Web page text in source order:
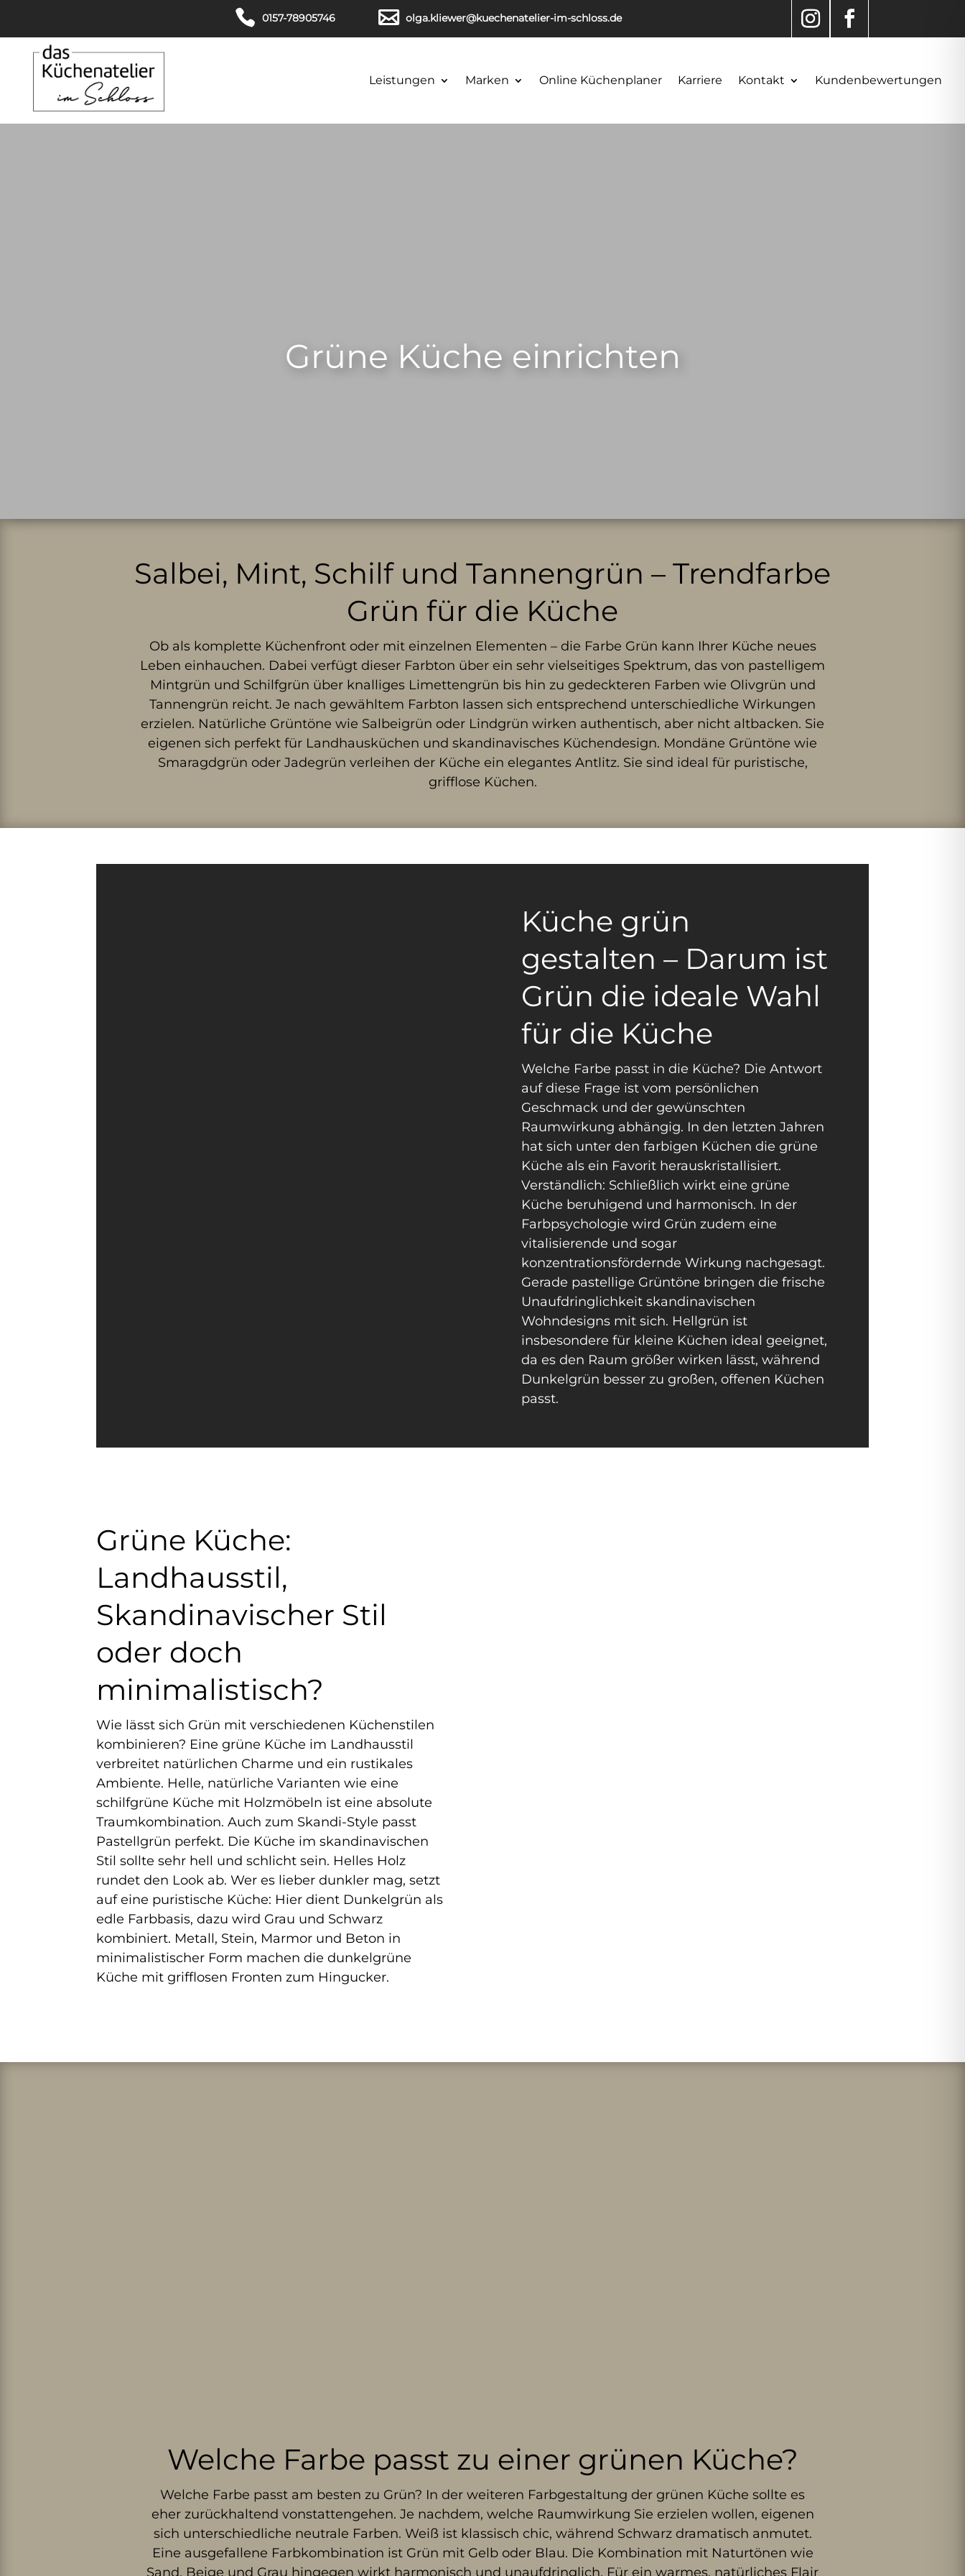
0157-78905746 olga.kliewer@kuechenatelier-im-schloss.de
Leistungen Marken Online Küchenplaner Karriere Kontakt Kundenbewertungen
Grüne Küche einrichten
Salbei, Mint, Schilf und Tannengrün – Trendfarbe
Grün für die Küche
Ob als komplette Küchenfront oder mit einzelnen Elementen – die Farbe Grün kann Ihrer Küche neues
Leben einhauchen. Dabei verfügt dieser Farbton über ein sehr vielseitiges Spektrum, das von pastelligem
Mintgrün und Schilfgrün über knalliges Limettengrün bis hin zu gedeckteren Farben wie Olivgrün und
Tannengrün reicht. Je nach gewähltem Farbton lassen sich entsprechend unterschiedliche Wirkungen
erzielen. Natürliche Grüntöne wie Salbeigrün oder Lindgrün wirken authentisch, aber nicht altbacken. Sie
eigenen sich perfekt für Landhausküchen und skandinavisches Küchendesign. Mondäne Grüntöne wie
Smaragdgrün oder Jadegrün verleihen der Küche ein elegantes Antlitz. Sie sind ideal für puristische,
grifflose Küchen.
Küche grün
gestalten – Darum ist
Grün die ideale Wahl
für die Küche
Welche Farbe passt in die Küche? Die Antwort
auf diese Frage ist vom persönlichen
Geschmack und der gewünschten
Raumwirkung abhängig. In den letzten Jahren
hat sich unter den farbigen Küchen die grüne
Küche als ein Favorit herauskristallisiert.
Verständlich: Schließlich wirkt eine grüne
Küche beruhigend und harmonisch. In der
Farbpsychologie wird Grün zudem eine
vitalisierende und sogar
konzentrationsfördernde Wirkung nachgesagt.
Gerade pastellige Grüntöne bringen die frische
Unaufdringlichkeit skandinavischen
Wohndesigns mit sich. Hellgrün ist
insbesondere für kleine Küchen ideal geeignet,
da es den Raum größer wirken lässt, während
Dunkelgrün besser zu großen, offenen Küchen
passt.
Grüne Küche:
Landhausstil,
Skandinavischer Stil
oder doch
minimalistisch?
Wie lässt sich Grün mit verschiedenen Küchenstilen
kombinieren? Eine grüne Küche im Landhausstil
verbreitet natürlichen Charme und ein rustikales
Ambiente. Helle, natürliche Varianten wie eine
schilfgrüne Küche mit Holzmöbeln ist eine absolute
Traumkombination. Auch zum Skandi-Style passt
Pastellgrün perfekt. Die Küche im skandinavischen
Stil sollte sehr hell und schlicht sein. Helles Holz
rundet den Look ab. Wer es lieber dunkler mag, setzt
auf eine puristische Küche: Hier dient Dunkelgrün als
edle Farbbasis, dazu wird Grau und Schwarz
kombiniert. Metall, Stein, Marmor und Beton in
minimalistischer Form machen die dunkelgrüne
Küche mit grifflosen Fronten zum Hingucker.
Welche Farbe passt zu einer grünen Küche?
Welche Farbe passt am besten zu Grün? In der weiteren Farbgestaltung der grünen Küche sollte es
eher zurückhaltend vonstattengehen. Je nachdem, welche Raumwirkung Sie erzielen wollen, eigenen
sich unterschiedliche neutrale Farben. Weiß ist klassisch chic, während Schwarz dramatisch anmutet.
Eine ausgefallene Farbkombination ist Grün mit Gelb oder Blau. Die Kombination mit Naturtönen wie
Sand, Beige und Grau hingegen wirkt harmonisch und unaufdringlich. Für ein warmes, natürliches Flair